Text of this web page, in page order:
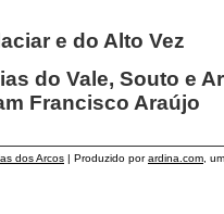
e do Alto Vez
do Vale, Souto e
Francisco Araújo
dos Arcos | Produzido porardina.com ,